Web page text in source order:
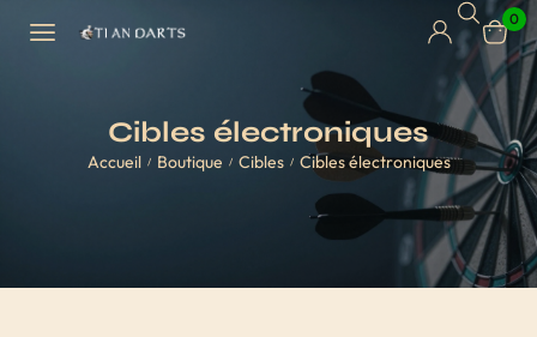
0
Cibles électroniques
Accueil / Boutique / Cibles / Cibles électroniques